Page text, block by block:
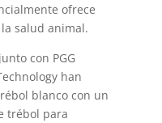
ofrece
salud animal.
con PGG
han
blanco con un
trébol para